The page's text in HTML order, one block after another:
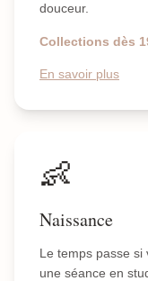
douceur.
Collections dès
En savoir plus
👶
Naissance
Le temps passe si
une séance en